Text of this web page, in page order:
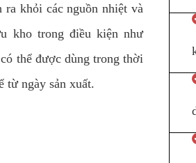
ra khỏi các nguồn nhiệt và
kho trong điều kiện như
thể được dùng trong thời
từ ngày sản xuất.